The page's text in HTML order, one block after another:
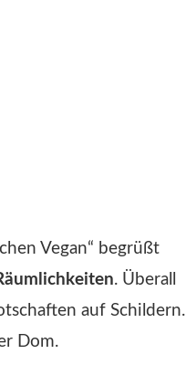
Vegan“ begrüßt
. Überall
auf Schildern.
Dom.